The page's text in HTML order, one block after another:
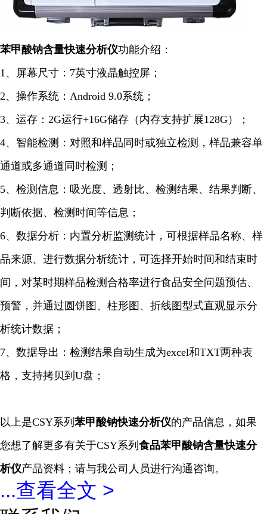
苯甲酸钠含量快速分析仪功能介绍：
1、屏幕尺寸：7英寸液晶触控屏；
2、操作系统：Android 9.0系统；
3、运存：2G运行+16G储存（内存支持扩展128G）；
4、智能检测：对照和样品同时或独立检测，样品兼容单
通道或多通道同时检测；
5、检测信息：吸光度、透射比、检测结果、结果判断、
判断依据、检测时间等信息；
6、 数据分析：内置分析监测统计，可根据样品名称、样
品来源、进行数据分析统计，可选择开始时间和结束时
间，对某时期样品检测合格率进行食品安全问题预估、
预警，并通过圆饼图、柱形图、折线图型式直观显示分
析统计数据；
7、数据导出：检测结果自动生成为excel和TXT两种表
格，支持拷贝到U盘；
以上是CSY系列 苯甲酸钠快速分析仪的产品信息，如果
您想了解更多有关于CSY系列 食品苯甲酸钠含量快速分
析仪产品资料；请与我公司人员进行沟通咨询。
...查看全文 >